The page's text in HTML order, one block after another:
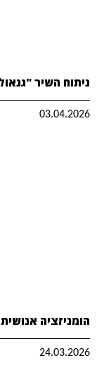
ניתוח השיר
03.04.2026
הומניזציה
24.03.2026